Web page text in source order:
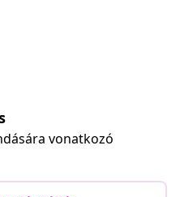
vonatkozó